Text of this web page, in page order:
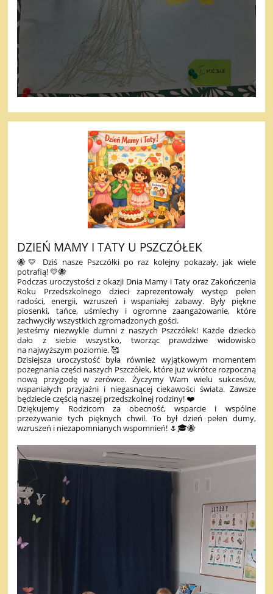
DZIEŃ MAMY I TATY U PSZCZÓŁEK
🐝💛 Dziś nasze Pszczółki po raz kolejny pokazały, jak wiele
potrafią! 💛🐝
Podczas uroczystości z okazji Dnia Mamy i Taty oraz Zakończenia
Roku Przedszkolnego dzieci zaprezentowały występ pełen
radości, energii, wzruszeń i wspaniałej zabawy. Były piękne
piosenki, tańce, uśmiechy i ogromne zaangażowanie, które
zachwyciły wszystkich zgromadzonych gości.
Jesteśmy niezwykle dumni z naszych Pszczółek! Każde dziecko
dało z siebie wszystko, tworząc prawdziwe widowisko
na najwyższym poziomie. 🥰
Dzisiejsza uroczystość była również wyjątkowym momentem
pożegnania części naszych Pszczółek, które już wkrótce rozpoczną
nową przygodę w zerówce. Życzymy Wam wielu sukcesów,
wspaniałych przyjaźni i niegasnącej ciekawości świata. Zawsze
będziecie częścią naszej przedszkolnej rodziny! ❤️
Dziękujemy Rodzicom za obecność, wsparcie i wspólne
przeżywanie tych pięknych chwil. To był dzień pełen dumy,
wzruszeń i niezapomnianych wspomnień! 🌷🎓🐝